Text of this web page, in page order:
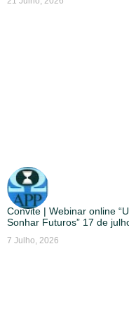
Convite | Webinar online
Sonhar Futuros” 17 de
7 Julho, 2026